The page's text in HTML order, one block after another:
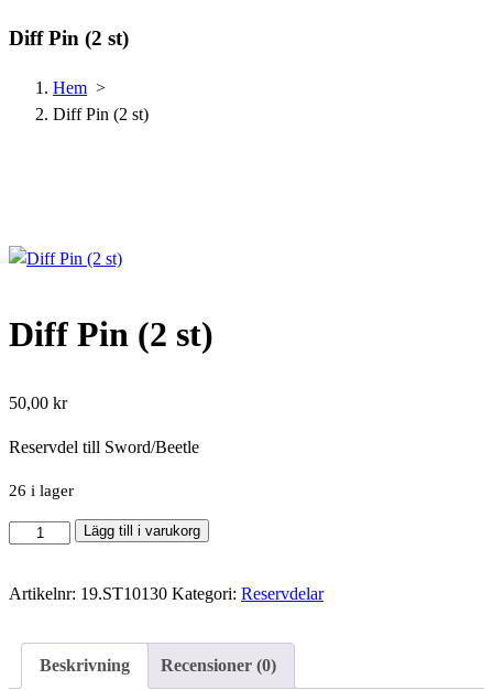
Diff Pin (2 st)
Hem >
Diff Pin (2 st)
Diff Pin (2 st)
50,00 kr
Reservdel till Sword/Beetle
26 i lager
(2
Lägg till i varukorg
Artikelnr: 19.ST10130 Kategori: Reservdelar
Beskrivning Recensioner (0)